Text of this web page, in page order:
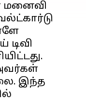
மனைவி
இந்த